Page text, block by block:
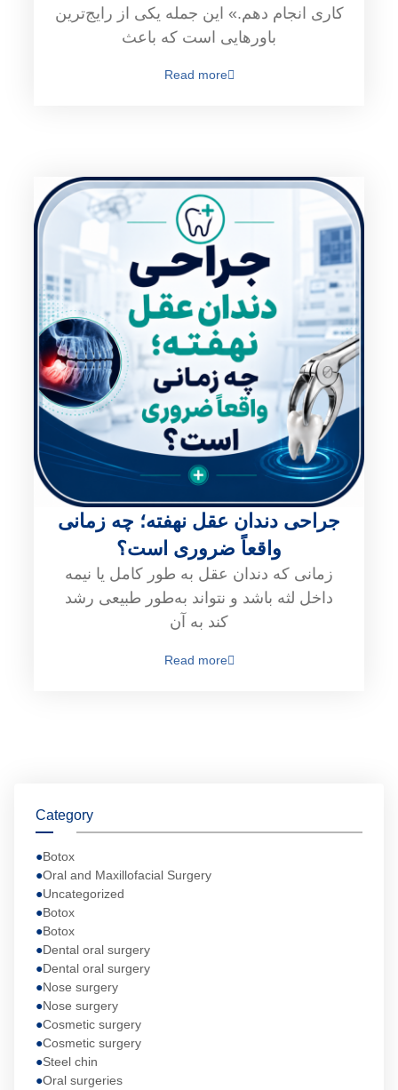
Category
Botox
Oral and Maxillofacial Surgery
Uncategorized
Botox
Botox
Dental oral surgery
Dental oral surgery
Nose surgery
Nose surgery
Cosmetic surgery
Cosmetic surgery
Steel chin
Oral surgeries
کاری انجام دهم.» این جمله یکی از رایج‌ترین
باورهایی است که باعث
Read more
جراحی دندان عقل نهفته؛ چه زمانی
واقعاً ضروری است؟
زمانی که دندان عقل به طور کامل یا نیمه
داخل لثه باشد و نتواند به‌طور طبیعی رشد
کند به آن
Read more